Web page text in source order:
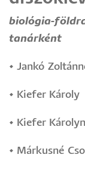
biológia-
tanárként
• Jankó
• Kiefer Károly
• Kiefer
• Márkusné